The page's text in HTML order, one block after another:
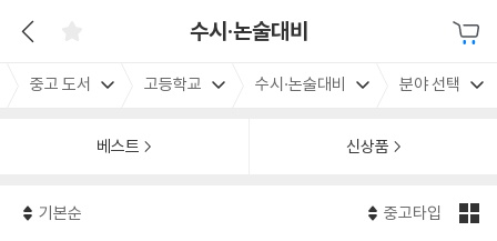
수시·논술대비
중고 도서 고등학교 수시·논술대비 분야 선택
베스트 신상품
기본순 중고타입